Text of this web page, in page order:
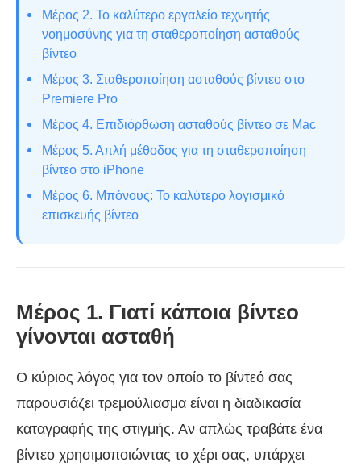
Μέρος 2. Το καλύτερο εργαλείο τεχνητής
νοημοσύνης για τη σταθεροποίηση ασταθούς
βίντεο
Μέρος 3. Σταθεροποίηση ασταθούς βίντεο στο
Premiere Pro
Μέρος 4. Επιδιόρθωση ασταθούς βίντεο σε Mac
Μέρος 5. Απλή μέθοδος για τη σταθεροποίηση
βίντεο στο iPhone
Μέρος 6. Μπόνους: Το καλύτερο λογισμικό
επισκευής βίντεο
Μέρος 1. Γιατί κάποια βίντεο
γίνονται ασταθή
Ο κύριος λόγος για τον οποίο το βίντεό σας
παρουσιάζει τρεμούλιασμα είναι η διαδικασία
καταγραφής της στιγμής. Αν απλώς τραβάτε ένα
βίντεο χρησιμοποιώντας το χέρι σας, υπάρχει